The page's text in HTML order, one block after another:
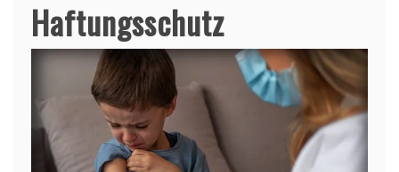
Haftungsschutz